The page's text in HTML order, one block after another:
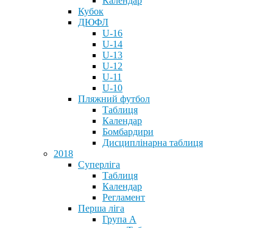
Кубок
ДЮФЛ
U-16
U-14
U-13
U-12
U-11
U-10
Пляжний футбол
Таблиця
Календар
Бомбардири
Дисциплінарна таблиця
2018
Суперліга
Таблиця
Календар
Регламент
Перша ліга
Група А